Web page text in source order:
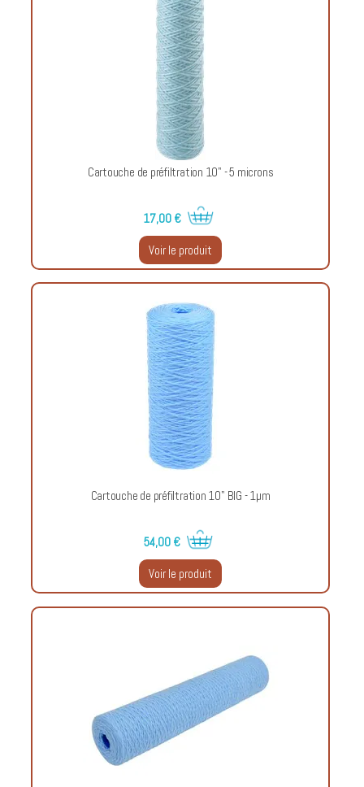
Cartouche de préfiltration 10" - 5 microns
17,00 €
Voir le produit
Cartouche de préfiltration 10" BIG - 1µm
54,00 €
Voir le produit